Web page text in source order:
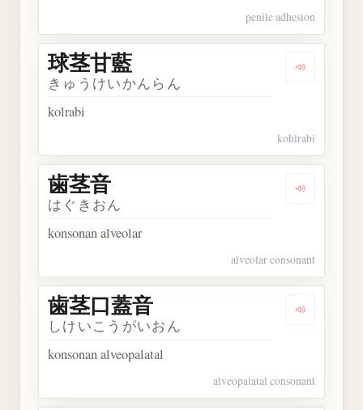
penile adhesion
Dengarkan
球茎甘藍
きゅうけいかんらん
kolrabi
kohlrabi
Dengarkan
歯茎音
はぐきおん
konsonan alveolar
alveolar consonant
Dengarkan
歯茎口蓋音
しけいこうがいおん
konsonan alveopalatal
alveopalatal consonant